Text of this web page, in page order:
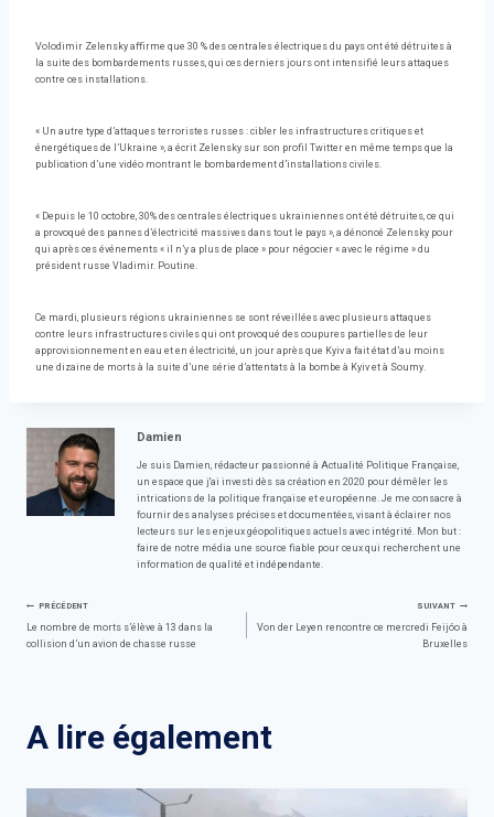
Volodimir Zelensky affirme que 30 % des centrales électriques du pays ont été détruites à
la suite des bombardements russes, qui ces derniers jours ont intensifié leurs attaques
contre ces installations.
« Un autre type d’attaques terroristes russes : cibler les infrastructures critiques et
énergétiques de l’Ukraine », a écrit Zelensky sur son profil Twitter en même temps que la
publication d’une vidéo montrant le bombardement d’installations civiles.
« Depuis le 10 octobre, 30% des centrales électriques ukrainiennes ont été détruites, ce qui
a provoqué des pannes d’électricité massives dans tout le pays », a dénoncé Zelensky pour
qui après ces événements « il n’y a plus de place » pour négocier « avec le régime » du
président russe Vladimir. Poutine.
Ce mardi, plusieurs régions ukrainiennes se sont réveillées avec plusieurs attaques
contre leurs infrastructures civiles qui ont provoqué des coupures partielles de leur
approvisionnement en eau et en électricité, un jour après que Kyiv a fait état d’au moins
une dizaine de morts à la suite d’une série d’attentats à la bombe à Kyiv et à Soumy.
Damien
Je suis Damien, rédacteur passionné à Actualité Politique Française,
un espace que j'ai investi dès sa création en 2020 pour démêler les
intrications de la politique française et européenne. Je me consacre à
fournir des analyses précises et documentées, visant à éclairer nos
lecteurs sur les enjeux géopolitiques actuels avec intégrité. Mon but :
faire de notre média une source fiable pour ceux qui recherchent une
information de qualité et indépendante.
Navigation
PRÉCÉDENT
Le nombre de morts s’élève à 13 dans la
collision d’un avion de chasse russe
SUIVANT
Von der Leyen rencontre ce mercredi Feijóo à
Bruxelles
A lire également